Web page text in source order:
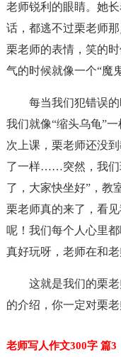
老师锐利的眼睛。她
话，都逃不过栗老师
栗老师的表情，笑的
气的时候就像一个“魔
每当我们犯错误
我们就像“缩头乌龟”
次上课，栗老师还没
了一样……突然，我们
了，大家快坐好”，教
栗老师真的来了，看
呢！我们每个人心里
真好玩呀，老师在和
这就是我们的栗
的介绍，你一定对栗
老师写人作文300字 篇3